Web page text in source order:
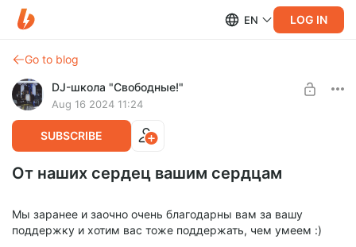
EN LOG IN
Go to blog
DJ-школа "Свободные!"
Aug 16 2024 11:24
SUBSCRIBE
От наших сердец вашим сердцам
Мы заранее и заочно очень благодарны вам за вашу
поддержку и хотим вас тоже поддержать, чем умеем :)